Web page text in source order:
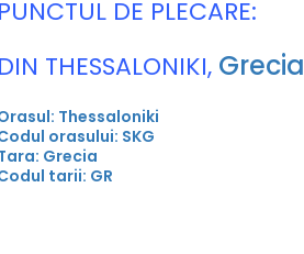
PUNCTUL DE PLECARE:
DIN THESSALONIKI, Grecia
Thessaloniki
orasului: SKG
Grecia
tarii: GR